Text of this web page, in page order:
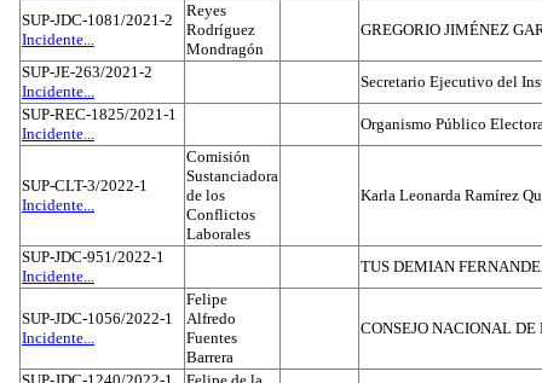
SUP-JDC-1081/2021-2
Incidente...
Reyes
Rodríguez
Mondragón
GREGORIO JIMÉNEZ
SUP-JE-263/2021-2
Incidente...
Secretario Ejecutivo del
SUP-REC-1825/2021-1
Incidente...
Organismo Público
SUP-CLT-3/2022-1
Incidente...
Comisión
Sustanciadora
de los
Conflictos
Laborales
Karla Leonarda Ramírez
SUP-JDC-951/2022-1
Incidente...
TUS DEMIAN
SUP-JDC-1056/2022-1
Incidente...
Felipe
Alfredo
Fuentes
Barrera
CONSEJO NACIONAL